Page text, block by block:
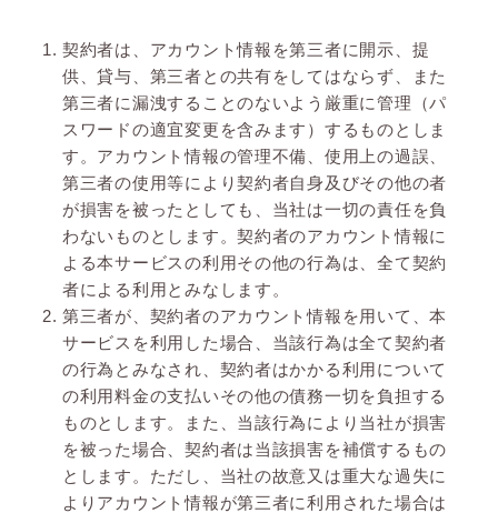
契約者は、アカウント情報を第三者に開示、提
供、貸与、第三者との共有をしてはならず、また
第三者に漏洩することのないよう厳重に管理（パ
スワードの適宜変更を含みます）するものとしま
す。アカウント情報の管理不備、使用上の過誤、
第三者の使用等により契約者自身及びその他の者
が損害を被ったとしても、当社は一切の責任を負
わないものとします。契約者のアカウント情報に
よる本サービスの利用その他の行為は、全て契約
者による利用とみなします。
第三者が、契約者のアカウント情報を用いて、本
サービスを利用した場合、当該行為は全て契約者
の行為とみなされ、契約者はかかる利用について
の利用料金の支払いその他の債務一切を負担する
ものとします。また、当該行為により当社が損害
を被った場合、契約者は当該損害を補償するもの
とします。ただし、当社の故意又は重大な過失に
よりアカウント情報が第三者に利用された場合は